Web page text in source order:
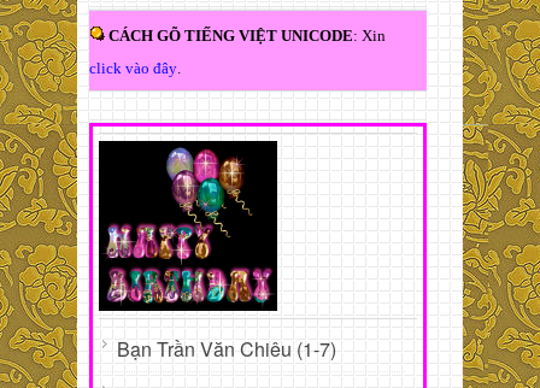
CÁCH GÕ TIẾNG VIỆT UNICODE: Xin
click vào đây.
Bạn Trần Văn Chiêu (1-7)